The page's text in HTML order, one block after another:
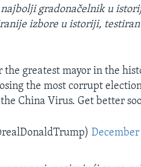
gradonačelnik u
izbore u istoriji,
the greatest mayor in the
the most corrupt
China Virus. Get better